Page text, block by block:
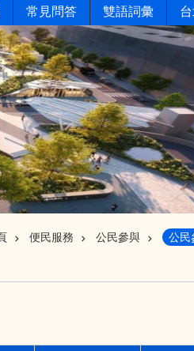
常見問答 雙語詞彙
便民服務 公民參與 公民